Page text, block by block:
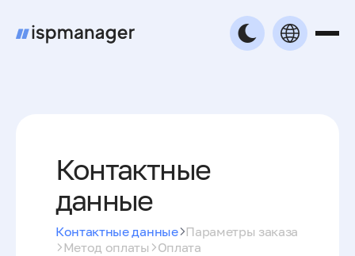
Контактные
данные
Контактные данные Параметры заказа
Метод оплаты
Оплата